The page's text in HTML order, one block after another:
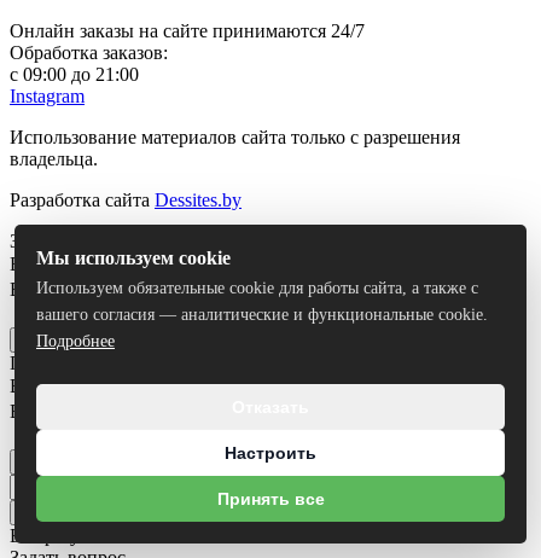
Онлайн заказы на сайте принимаются 24/7
Обработка заказов:
с 09:00 до 21:00
Instagram
Использование материалов сайта только с разрешения
владельца.
Разработка сайта Dessites.by
Заказать звонок
Ваше имя*
Ваш номер телефона*
Я согласен на обработку персональных данных
Отправить
Получить консультацию
Ваше имя*
Ваш номер телефона
Я согласен на
Все результаты
Мы используем cookie
Используем обязательные cookie для работы сайта, а также с
вашего согласия — аналитические и функциональные cookie.
Подробнее
Настроить
Принять все